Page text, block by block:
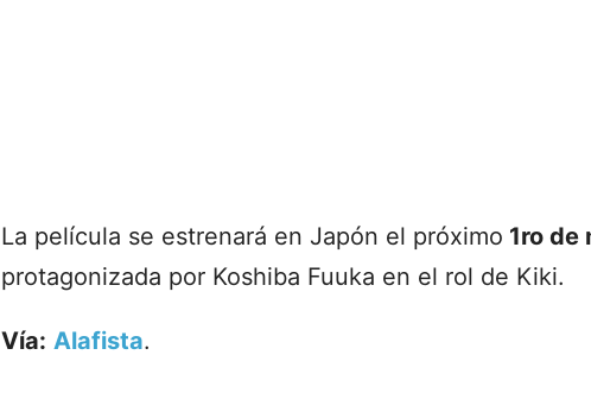
La película se estrenará en Japón el próximo 1ro de
protagonizada por Koshiba Fuuka en el rol de Kiki.
Vía: Alafista.